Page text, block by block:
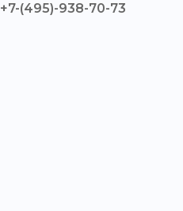
+7-(495)-938-70-73